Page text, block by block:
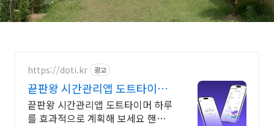
https://doti.kr 광고
끝판왕 시간관리앱 도트타이머
시간관리 끝판왕 어플!
끝판왕 시간관리앱 도트타이머 하루
를 효과적으로 계획해 보세요 핸드